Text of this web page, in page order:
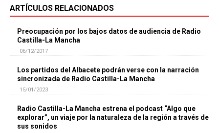
ARTÍCULOS RELACIONADOS
Preocupación por los bajos datos de audiencia de Radio
Castilla-La Mancha
06/12/2017
Los partidos del Albacete podrán verse con la narración
sincronizada de Radio Castilla-La Mancha
15/01/2023
Radio Castilla-La Mancha estrena el podcast “Algo que
explorar”, un viaje por la naturaleza de la región a través de
sus sonidos